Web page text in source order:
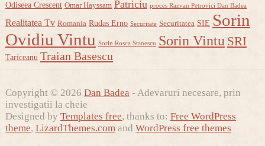
Odiseea Crescent Omar Hayssam Patriciu proces Razvan Petrovici Dan Badea
Realitatea Tv Romania Rudas Erno Securitate Securitatea SIE Sorin
Ovidiu Vintu Sorin Rosca Stanescu Sorin Vintu SRI
Tariceanu Traian Basescu
Copyright © 2026 Dan Badea - Adevaruri necesare, prin
investigatii la cheie
Designed by Templates free, thanks to: Free WordPress
theme, LizardThemes.comand WordPress free themes